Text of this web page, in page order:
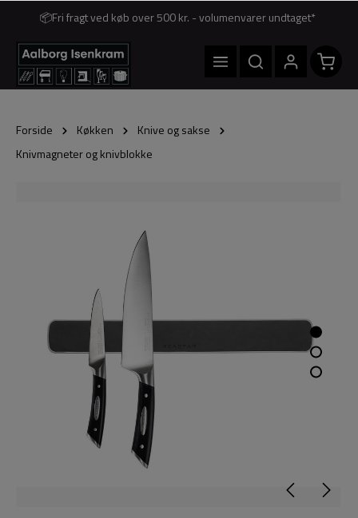
📦Fri fragt ved køb over 500 kr. - volumenvarer undtaget*
Forside Køkken
Knive og sakse
Knivmagneter og knivblokke